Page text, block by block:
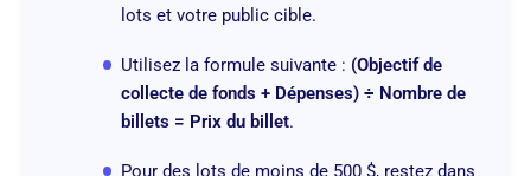
lots et votre public cible.
Utilisez la formule suivante : (Objectif de
collecte de fonds + Dépenses) ÷ Nombre de
billets = Prix du billet.
Pour des lots de moins de 500 $, restez dans